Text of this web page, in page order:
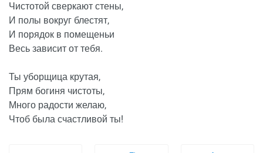
Чистотой сверкают стены,
И полы вокруг блестят,
И порядок в помещеньи
Весь зависит от тебя.
Ты уборщица крутая,
Прям богиня чистоты,
Много радости желаю,
Чтоб была счастливой ты!